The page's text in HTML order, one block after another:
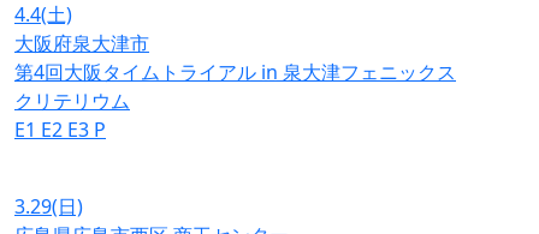
4.4(土)
大阪府泉大津市
第4回大阪タイムトライアル in 泉大津フェニックス
クリテリウム
E1 E2 E3 P
3.29(日)